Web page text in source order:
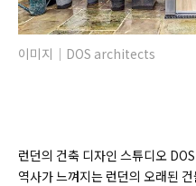
이미지｜DOS architects
런던의 건축 디자인 스튜디오
역사가 느껴지는 런던의 오래된